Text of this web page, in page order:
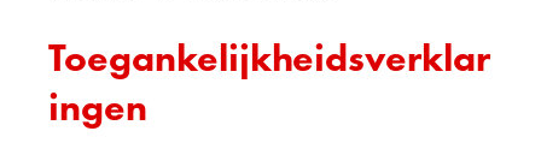
Toegankelijkheidsverklar
ingen